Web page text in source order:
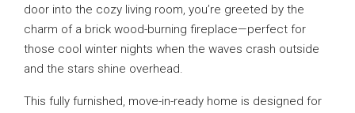
door into the cozy living room, you’re greeted by the
charm of a brick wood-burning fireplace—perfect for
those cool winter nights when the waves crash outside
and the stars shine overhead.
This fully furnished, move-in-ready home is designed for